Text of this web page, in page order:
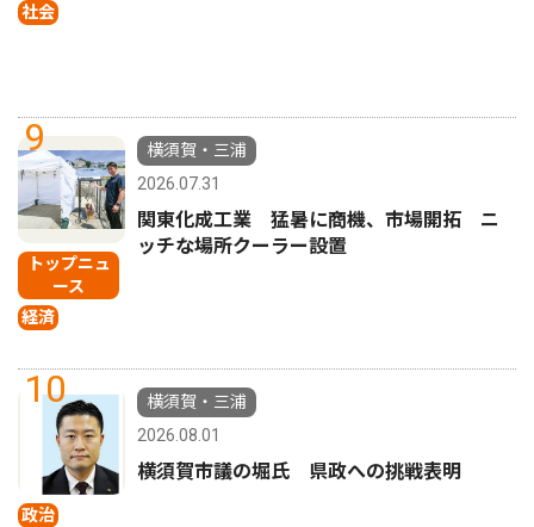
社会
9
トップニュ
ース
経済
横須賀・三浦
2026.07.31
関東化成工業 猛暑に商機、市場開拓 ニ
ッチな場所クーラー設置
10
政治
横須賀・三浦
2026.08.01
横須賀市議の堀氏 県政への挑戦表明